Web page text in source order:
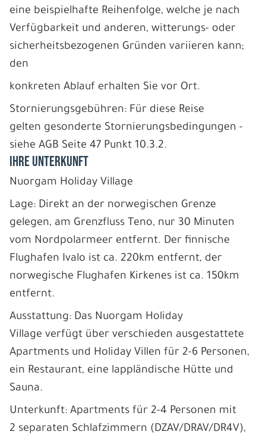
eine beispielhafte Reihenfolge, welche je nach
Verfügbarkeit und anderen, witterungs- oder
sicherheitsbezogenen Gründen variieren kann;
den
konkreten Ablauf erhalten Sie vor Ort.
Stornierungsgebühren: Für diese Reise
gelten gesonderte Stornierungsbedingungen -
siehe AGB Seite 47 Punkt 10.3.2.
IHRE UNTERKUNFT
Nuorgam Holiday Village
Lage: Direkt an der norwegischen Grenze
gelegen, am Grenzfluss Teno, nur 30 Minuten
vom Nordpolarmeer entfernt. Der finnische
Flughafen Ivalo ist ca. 220km entfernt, der
norwegische Flughafen Kirkenes ist ca. 150km
entfernt.
Ausstattung: Das Nuorgam Holiday
Village verfügt über verschieden ausgestattete
Apartments und Holiday Villen für 2-6 Personen,
ein Restaurant, eine lappländische Hütte und
Sauna.
Unterkunft: Apartments für 2-4 Personen mit
2 separaten Schlafzimmern (DZAV/DRAV/DR4V),